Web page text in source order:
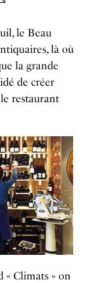
le Beau
là où
la grande
de créer
restaurant
« Climats » on